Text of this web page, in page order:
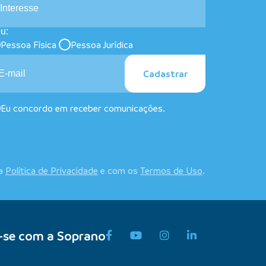
Interesse
Pessoa Física Pessoa Jurídica
Cadastrar
Eu concordo em receber comunicações.
Política de Privacidade e com os Termos de Uso.
com a Soprano